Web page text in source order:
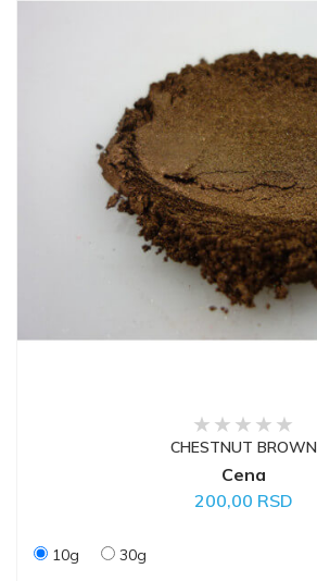
CHESTNUT BROWN
Cena
200,00 RSD
10g 30g